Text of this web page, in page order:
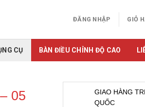
ĐĂNG NHẬP GIỎ
CỤ BÀN ĐIỀU CHỈNH ĐỘ CAO
GIAO HÀNG
QUỐC
05